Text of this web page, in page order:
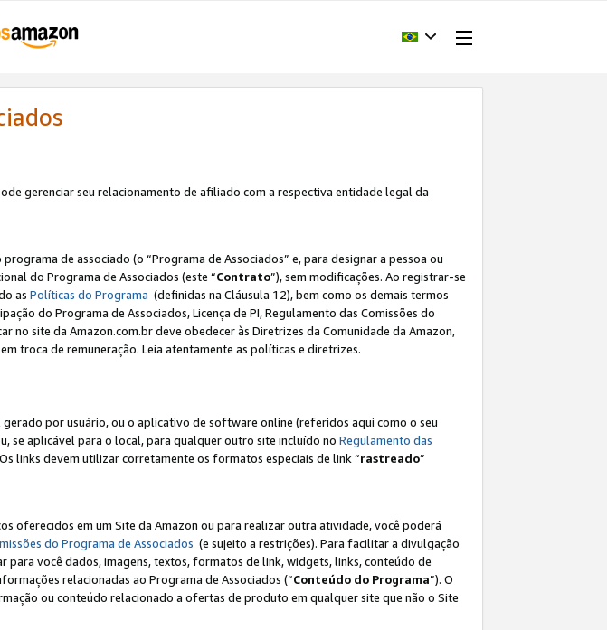
gerenciar seu relacionamento de afiliado com a respectiva entidade legal da
de associado (o “Programa de Associados” e, para designar a pessoa ou
do Programa de Associados (este “Contrato”), sem modificações. Ao registrar-se
as Políticas do Programa (definidas na Cláusula 12), bem como os demais termos
do Programa de Associados, Licença de PI, Regulamento das Comissões do
no site da Amazon.com.br deve obedecer às Diretrizes da Comunidade da Amazon,
troca de remuneração. Leia atentamente as políticas e diretrizes.
por usuário, ou o aplicativo de software online (referidos aqui como o seu
se aplicável para o local, para qualquer outro site incluído no Regulamento das
links devem utilizar corretamente os formatos especiais de link “rastreado”
oferecidos em um Site da Amazon ou para realizar outra atividade, você poderá
do Programa de Associados (e sujeito a restrições). Para facilitar a divulgação
você dados, imagens, textos, formatos de link, widgets, links, conteúdo de
relacionadas ao Programa de Associados (“Conteúdo do Programa”). O
ou conteúdo relacionado a ofertas de produto em qualquer site que não o Site